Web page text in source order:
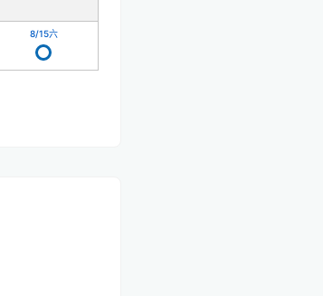
8/15六